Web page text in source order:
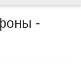
-